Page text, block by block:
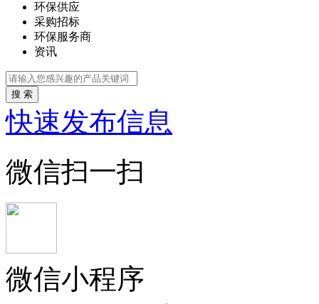
环保供应
采购招标
环保服务商
资讯
搜 索
快速发布信息
微信扫一扫
微信小程序